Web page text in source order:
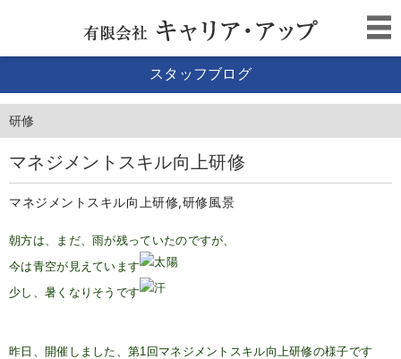
スタッフブログ
研修
マネジメントスキル向上研修
マネジメントスキル向上研修,研修風景
朝方は、まだ、雨が残っていたのですが、
今は青空が見えています
少し、暑くなりそうです
昨日、開催しました、第1回マネジメントスキル向上研修の様子です